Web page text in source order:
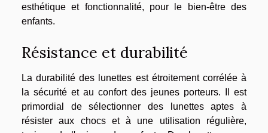
esthétique et fonctionnalité, pour le bien-être des
enfants.
Résistance et durabilité
La durabilité des lunettes est étroitement corrélée à
la sécurité et au confort des jeunes porteurs. Il est
primordial de sélectionner des lunettes aptes à
résister aux chocs et à une utilisation régulière,